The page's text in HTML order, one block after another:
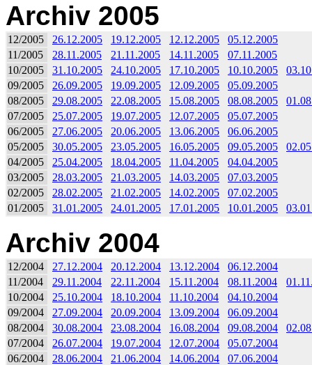
Archiv 2005
12/2005 26.12.2005 19.12.2005 12.12.2005
05.12.2005
11/2005
28.11.2005 21.11.2005 14.11.2005
07.11.2005
10/2005
31.10.2005 24.10.2005 17.10.2005 10.10.2005
09/2005
26.09.2005 19.09.2005 12.09.2005
05.09.2005
08/2005
29.08.2005 22.08.2005 15.08.2005 08.08.2005
07/2005
25.07.2005 19.07.2005 12.07.2005
05.07.2005
06/2005
27.06.2005 20.06.2005 13.06.2005
06.06.2005
05/2005
30.05.2005 23.05.2005 16.05.2005 09.05.2005
04/2005
25.04.2005 18.04.2005 11.04.2005
04.04.2005
03/2005
28.03.2005 21.03.2005 14.03.2005
07.03.2005
02/2005
28.02.2005 21.02.2005 14.02.2005
07.02.2005
01/2005
31.01.2005 24.01.2005 17.01.2005 10.01.2005
Archiv 2004
12/2004 27.12.2004 20.12.2004 13.12.2004
06.12.2004
11/2004
29.11.2004 22.11.2004 15.11.2004 08.11.2004
10/2004
25.10.2004 18.10.2004 11.10.2004
04.10.2004
09/2004
27.09.2004 20.09.2004 13.09.2004
06.09.2004
08/2004
30.08.2004 23.08.2004 16.08.2004 09.08.2004
07/2004
26.07.2004 19.07.2004 12.07.2004
05.07.2004
06/2004
28.06.2004 21.06.2004 14.06.2004
07.06.2004